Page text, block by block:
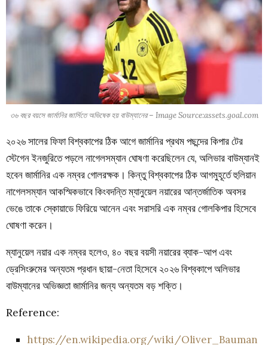
৩৬ বছর বয়সে জার্মানির জার্সিতে অভিষেক হয় বাউম্যানের – Image Source:assets.goal.com
২০২৬ সালের ফিফা বিশ্বকাপের ঠিক আগে জার্মানির প্রথম পছন্দের কিপার টের
স্টেগেন ইনজুরিতে পড়লে নাগেলসম্যান ঘোষণা করেছিলেন যে, অলিভার বাউম্যানই
হবেন জার্মানির এক নম্বর গোলরক্ষক। কিন্তু বিশ্বকাপের ঠিক আগমুহূর্তে হুলিয়ান
নাগেলসম্যান আকস্মিকভাবে কিংবদন্তি ম্যানুয়েল নয়ারের আন্তর্জাতিক অবসর
ভেঙে তাকে স্কোয়াডে ফিরিয়ে আনেন এবং সরাসরি এক নম্বর গোলকিপার হিসেবে
ঘোষণা করেন।
ম্যানুয়েল নয়ার এক নম্বর হলেও, ৪০ বছর বয়সী নয়ারের ব্যাক-আপ এবং
ড্রেসিংরুমের অন্যতম প্রধান ছায়া-নেতা হিসেবে ২০২৬ বিশ্বকাপে অলিভার
বাউম্যানের অভিজ্ঞতা জার্মানির জন্য অন্যতম বড় শক্তি।
Reference:
https://en.wikipedia.org/wiki/Oliver_Bauman